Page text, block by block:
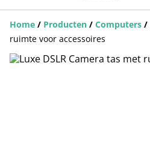
Home / Producten / Computers /
ruimte voor accessoires